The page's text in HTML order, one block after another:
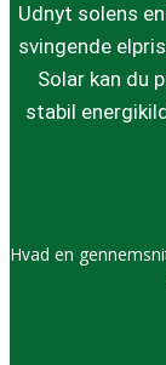
Udnyt solens
svingende
Solar kan du
stabil
Hvad en